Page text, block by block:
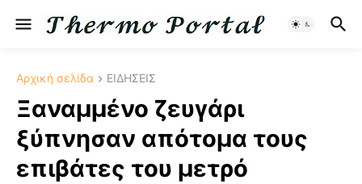
Αρχική σελίδα ΕΙΔΗΣΕΙΣ
Ξαναμμένο ζευγάρι
ξύπνησαν απότομα τους
επιβάτες του μετρό